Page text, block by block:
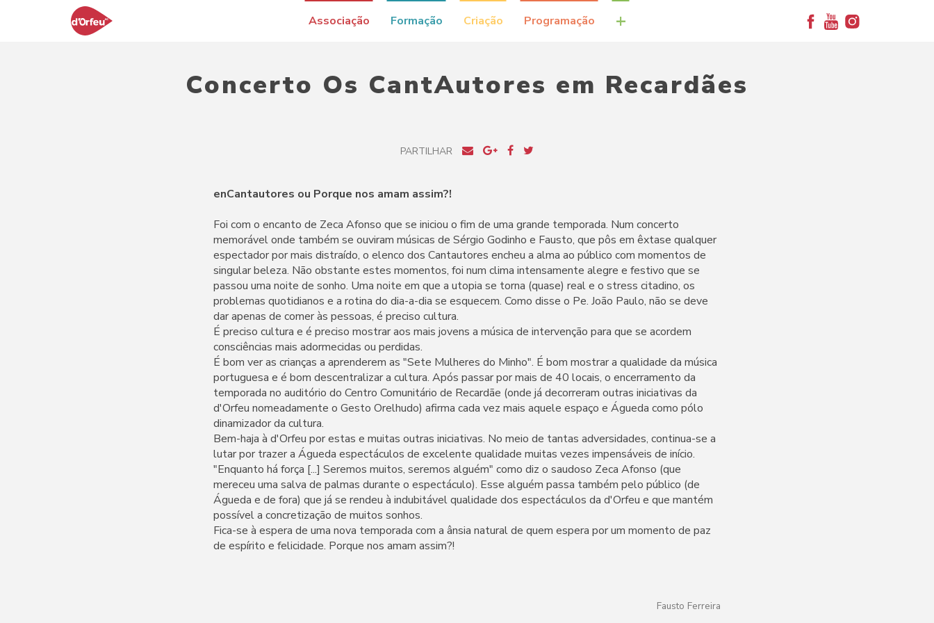
Associação Formação Criação Programação +
Concerto Os CantAutores em Recardães
PARTILHAR
enCantautores ou Porque nos amam assim?!
Foi com o encanto de Zeca Afonso que se iniciou o fim de uma grande temporada. Num concerto
memorável onde também se ouviram músicas de Sérgio Godinho e Fausto, que pôs em êxtase qualquer
espectador por mais distraído, o elenco dos Cantautores encheu a alma ao público com momentos de
singular beleza. Não obstante estes momentos, foi num clima intensamente alegre e festivo que se
passou uma noite de sonho. Uma noite em que a utopia se torna (quase) real e o stress citadino, os
problemas quotidianos e a rotina do dia-a-dia se esquecem. Como disse o Pe. João Paulo, não se deve
dar apenas de comer às pessoas, é preciso cultura.
É preciso cultura e é preciso mostrar aos mais jovens a música de intervenção para que se acordem
consciências mais adormecidas ou perdidas.
É bom ver as crianças a aprenderem as "Sete Mulheres do Minho". É bom mostrar a qualidade da música
portuguesa e é bom descentralizar a cultura. Após passar por mais de 40 locais, o encerramento da
temporada no auditório do Centro Comunitário de Recardãe (onde já decorreram outras iniciativas da
d'Orfeu nomeadamente o Gesto Orelhudo) afirma cada vez mais aquele espaço e Águeda como pólo
dinamizador da cultura.
Bem-haja à d'Orfeu por estas e muitas outras iniciativas. No meio de tantas adversidades, continua-se a
lutar por trazer a Águeda espectáculos de excelente qualidade muitas vezes impensáveis de início.
"Enquanto há força [...] Seremos muitos, seremos alguém" como diz o saudoso Zeca Afonso (que
mereceu uma salva de palmas durante o espectáculo). Esse alguém passa também pelo público (de
Águeda e de fora) que já se rendeu à indubitável qualidade dos espectáculos da d'Orfeu e que mantém
possível a concretização de muitos sonhos.
Fica-se à espera de uma nova temporada com a ânsia natural de quem espera por um momento de paz
de espírito e felicidade. Porque nos amam assim?!
Fausto Ferreira